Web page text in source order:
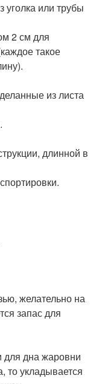
или трубы
2 см для
такое
из листа
длинной в
желательно на
запас для
для дна жаровни
то укладывается